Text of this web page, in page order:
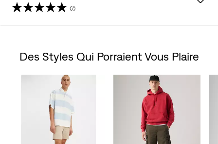
(7)
sur
évaluations
Des Styles Qui Porraient Vous Plaire